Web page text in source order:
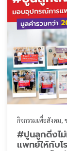
กิจกรรมเพื่อสังคม
#ปูนลูกดิ่งไ
แพทย์ให้กับ